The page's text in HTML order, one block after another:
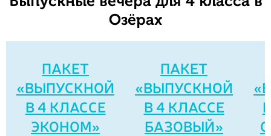
Озёрах
ПАКЕТ
«ВЫПУСКНОЙ
В 4 КЛАССЕ
ЭКОНОМ»
ПАКЕТ
«ВЫПУСКНОЙ
В 4 КЛАССЕ
БАЗОВЫЙ»